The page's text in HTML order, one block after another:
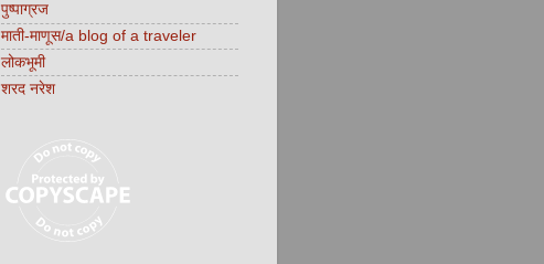
पुष्पाग्रज
माती-माणूस/a blog of a traveler
लोकभूमी
शरद नरेश